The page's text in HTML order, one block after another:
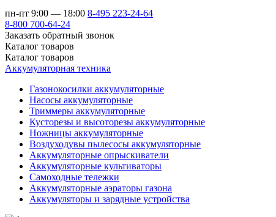
пн-пт 9:00 — 18:00 8-495 223-24-64
8-800 700-64-24
Заказать обратный звонок
Каталог товаров
Каталог товаров
Аккумуляторная техника
Газонокосилки аккумуляторные
Насосы аккумуляторные
Триммеры аккумуляторные
Кусторезы и высоторезы аккумуляторные
Ножницы аккумуляторные
Воздуходувы пылесосы аккумуляторные
Аккумуляторные опрыскиватели
Аккумуляторные культиваторы
Самоходные тележки
Аккумуляторные аэраторы газона
Аккумуляторы и зарядные устройства